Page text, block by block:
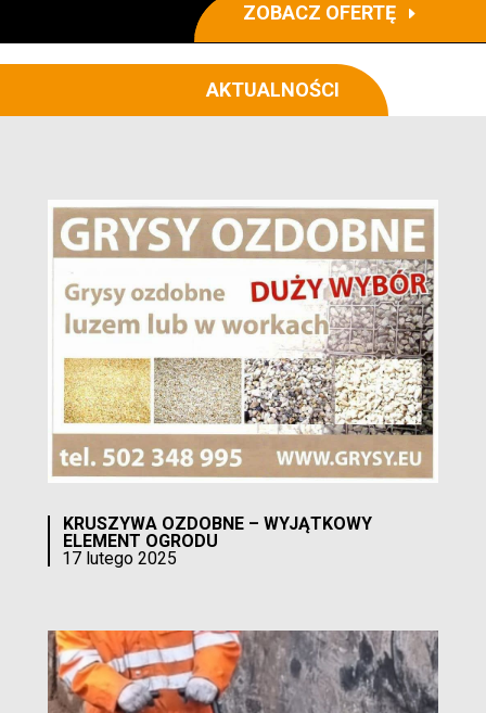
ZOBACZ OFERTĘ
AKTUALNOŚCI
KRUSZYWA OZDOBNE – WYJĄTKOWY
ELEMENT OGRODU
17 lutego 2025